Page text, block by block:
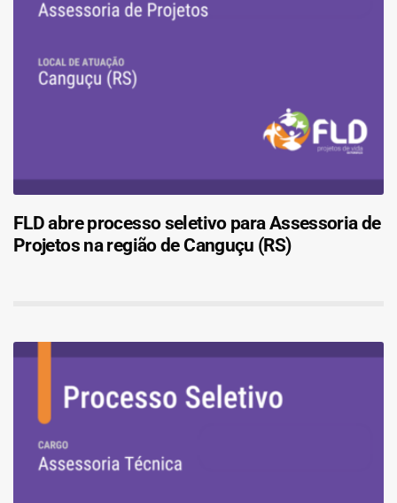
FLD abre processo seletivo para Assessoria de
Projetos na região de Canguçu (RS)